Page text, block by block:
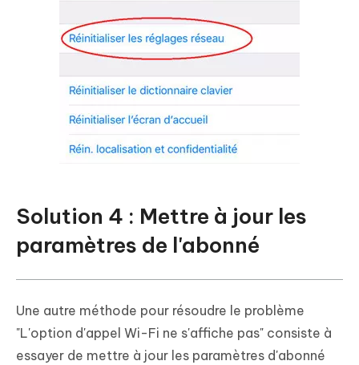
Solution 4 : Mettre à jour les
paramètres de l'abonné
Une autre méthode pour résoudre le problème
"L'option d'appel Wi-Fi ne s'affiche pas" consiste à
essayer de mettre à jour les paramètres d'abonné